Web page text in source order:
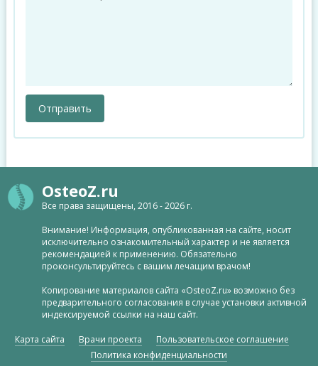
OsteoZ.ru
Все права защищены, 2016 - 2026 г.
Внимание! Информация, опубликованная на сайте, носит
исключительно ознакомительный характер и не является
рекомендацией к применению. Обязательно
проконсультируйтесь с вашим лечащим врачом!
Копирование материалов сайта «OsteoZ.ru» возможно без
предварительного согласования в случае установки активной
индексируемой ссылки на наш сайт.
Карта сайта Врачи проекта
Пользовательское соглашение
Политика конфиденциальности